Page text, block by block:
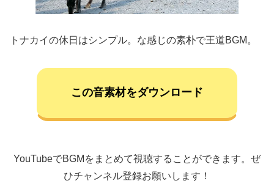
トナカイの休日はシンプル。な感じの素朴で王道BGM。
この音素材をダウンロード
YouTubeでBGMをまとめて視聴することができます。ぜ
ひチャンネル登録お願いします！